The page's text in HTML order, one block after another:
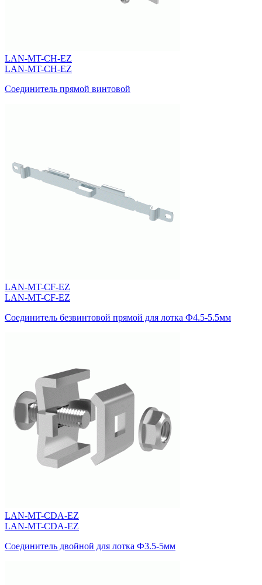
LAN-MT-CH-EZ
LAN-MT-CH-EZ
Соединитель прямой винтовой
LAN-MT-CF-EZ
LAN-MT-CF-EZ
Соединитель безвинтовой прямой для лотка Ф4.5-5.5мм
LAN-MT-CDA-EZ
LAN-MT-CDA-EZ
Соединитель двойной для лотка Ф3.5-5мм